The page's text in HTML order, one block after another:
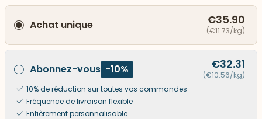
vers le bas
Achat unique €35.90
(€11.73/kg)
Abonnez-vous -10% €32.31
(€10.56/kg)
10% de réduction sur toutes vos commandes
Fréquence de livraison flexible
Entièrement personnalisable